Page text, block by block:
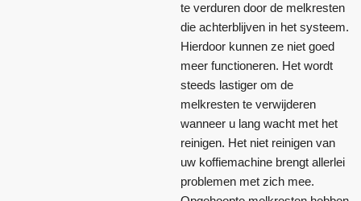
te verduren door de melkresten
die achterblijven in het systeem.
Hierdoor kunnen ze niet goed
meer functioneren. Het wordt
steeds lastiger om de
melkresten te verwijderen
wanneer u lang wacht met het
reinigen. Het niet reinigen van
uw koffiemachine brengt allerlei
problemen met zich mee.